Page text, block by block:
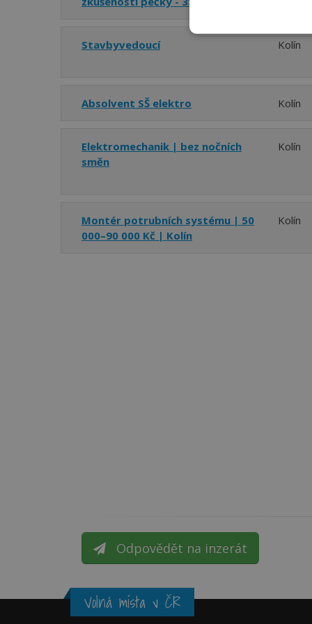
Stavbyvedoucí Kolín
Absolvent SŠ elektro Kolín
Elektromechanik | bez nočních
směn
Kolín
Montér potrubních systému | 50
000–90 000 Kč | Kolín
Kolín
Odpovědět na inzerát
Volná místa v ČR